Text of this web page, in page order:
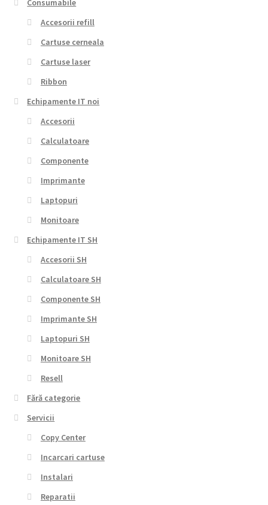
Consumabile
Accesorii refill
Cartuse cerneala
Cartuse laser
Ribbon
Echipamente IT noi
Accesorii
Calculatoare
Componente
Imprimante
Laptopuri
Monitoare
Echipamente IT SH
Accesorii SH
Calculatoare SH
Componente SH
Imprimante SH
Laptopuri SH
Monitoare SH
Resell
Fără categorie
Servicii
Copy Center
Incarcari cartuse
Instalari
Reparatii